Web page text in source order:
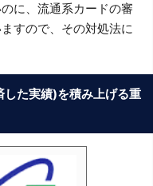
に、流通系カードの審
すので、その対処法に
た実績)を積み上げる重